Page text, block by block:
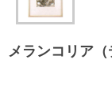
メランコリア